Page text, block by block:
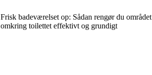
Frisk badeværelset op: Sådan rengør du området
omkring toilettet effektivt og grundigt